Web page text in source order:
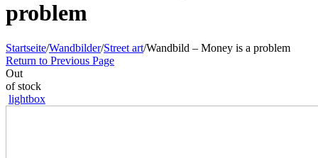
problem
Startseite/Wandbilder/Street art/Wandbild – Money is a problem
Return to Previous Page
Out
of stock
lightbox